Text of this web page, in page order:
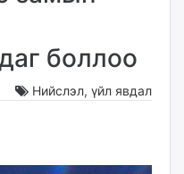
боллоо
Нийслэл, үйл явдал